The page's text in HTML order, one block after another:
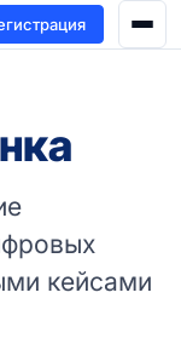
кейсами